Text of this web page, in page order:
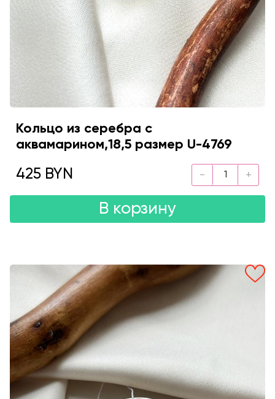
Кольцо из серебра с
аквамарином,18,5 размер U-4769
425 BYN
В корзину